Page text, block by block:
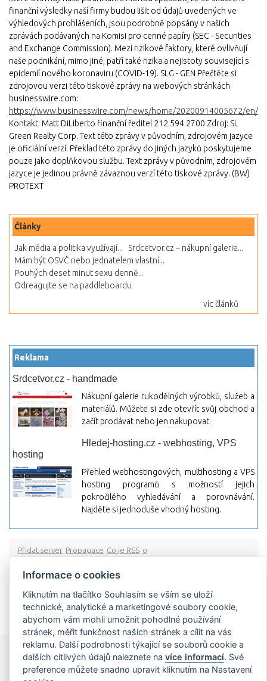
finanční výsledky naší firmy budou lišit od údajů uvedených ve
výhledových prohlášeních, jsou podrobně popsány v našich
zprávách podávaných na Komisi pro cenné papíry (SEC - Securities
and Exchange Commission). Mezi rizikové faktory, které ovlivňují
naše podnikání, mimo jiné, patří také rizika a nejistoty související s
epidemií nového koronaviru (COVID-19). SLG - GEN Přečtěte si
zdrojovou verzi této tiskové zprávy na webových stránkách
businesswire.com:
https://www.businesswire.com/news/home/20200914005672/en/
Kontakt: Matt DiLiberto finanční ředitel 212.594.2700 Zdroj: SL
Green Realty Corp. Text této zprávy v původním, zdrojovém jazyce
je oficiální verzí. Překlad této zprávy do jiných jazyků poskytujeme
pouze jako doplňkovou službu. Text zprávy v původním, zdrojovém
jazyce je jedinou právně závaznou verzí této tiskové zprávy. (BW)
PROTEXT
Články
Jak média a politika využívají...
Srdcetvor.cz – nákupní galerie...
Mám být OSVČ nebo jednatelem vlastní...
Pouhých deset minut sexu denně...
Odreagujte se na paddleboardu
víc článků
Reklama
Srdcetvor.cz - handmade
Nákupní galerie rukodělných výrobků, služeb a
materiálů. Můžete si zde otevřít svůj obchod a
začít prodávat nebo jen nakupovat.
Hledej-hosting.cz - webhosting, VPS
hosting
Přehled webhostingových, multihosting a VPS
hosting programů s možností jejich
pokročilého vyhledávání a porovnávání.
Najděte si jednoduše vhodný hosting.
Přidat server Propagace Co je RSS o
osobních údajů
Kontakt
Copyright © 2009 rssMonitor.cz Všechny práva vyhrazené. Autor a
provozovatel nezodpovídá za obsah a jeho následky.
Informace o cookies
Kliknutím na tlačítko Souhlasím se vším se uloží
technické, analytické a marketingové soubory cookie,
abychom vám mohli umožnit pohodlné používání
stránek, měřit funkčnost našich stránek a cílit na vás
reklamu. Další podrobnosti týkající se souborů cookie a
dalších citlivých údajů naleznete navíce informací. Své
preference můžete snadno upravit kliknutím na Nastavení